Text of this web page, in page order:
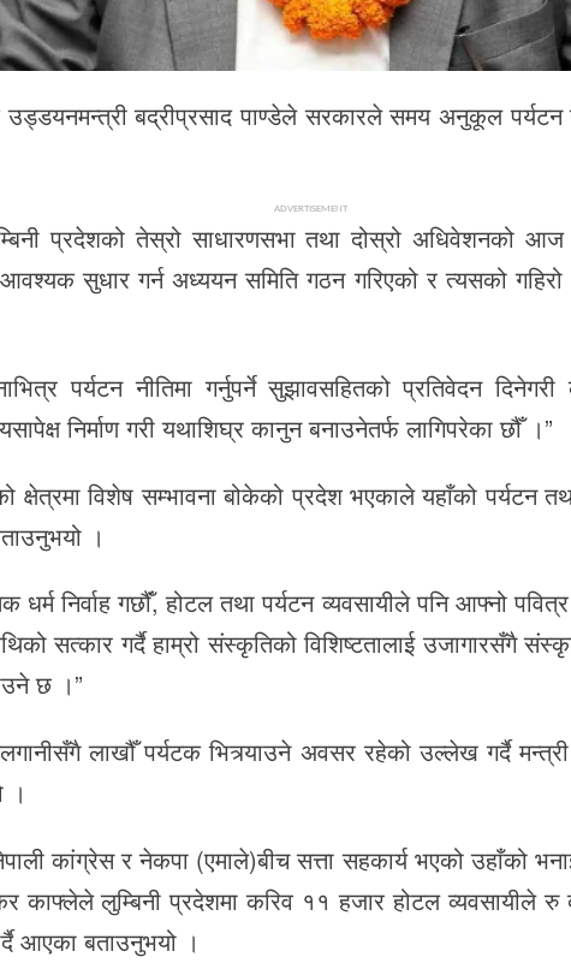
उड्डयनमन्त्री बद्रीप्रसाद पाण्डेले सरकारले समय अनुकूल
ADVERTISEMENT
प्रदेशको तेस्रो साधारणसभा तथा दोस्रो अधिवेशनको
आवश्यक सुधार गर्न अध्ययन समिति गठन गरिएको र त्यसको
पर्यटन नीतिमा गर्नुपर्ने सुझावसहितको प्रतिवेदन
निर्माण गरी यथाशिघ्र कानुन बनाउनेतर्फ लागिपरेका छौँ ।”
क्षेत्रमा विशेष सम्भावना बोकेको प्रदेश भएकाले यहाँको पर्यटन
।
धर्म निर्वाह गछौंँ, होटल तथा पर्यटन व्यवसायीले पनि आफ्नो पवित्र
सत्कार गर्दै हाम्रो संस्कृतिको विशिष्टतालाई उजागारसँगै
छ ।”
लाखौँ पर्यटक भित्र्याउने अवसर रहेको उल्लेख गर्दै
।
कांग्रेस र नेकपा (एमाले)बीच सत्ता सहकार्य भएको उहाँको
काफ्लेले लुम्बिनी प्रदेशमा करिव ११ हजार होटल व्यवसायीले रु
आएका बताउनुभयो ।